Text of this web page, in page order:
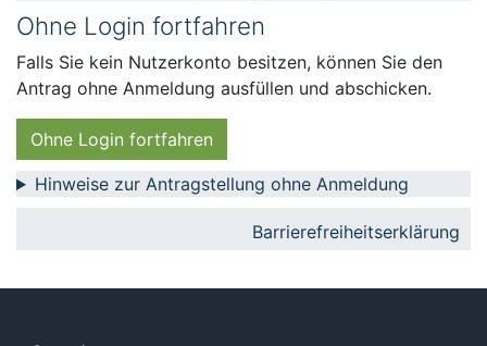
Ohne Login fortfahren
Falls Sie kein Nutzerkonto besitzen, können Sie den
Antrag ohne Anmeldung ausfüllen und abschicken.
Ohne Login fortfahren
Hinweise zur Antragstellung ohne Anmeldung
Barrierefreiheitserklärung